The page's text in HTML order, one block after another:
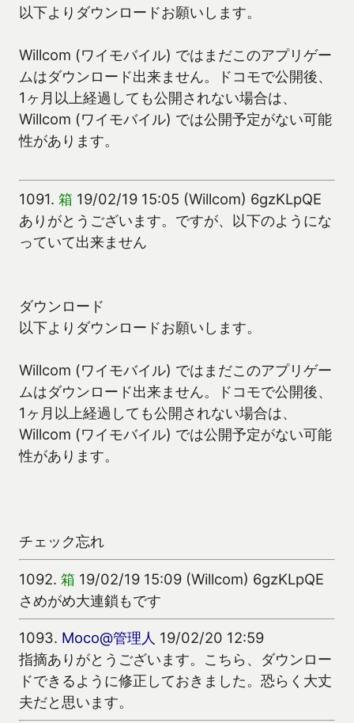
以下よりダウンロードお願いします。
Willcom (ワイモバイル) ではまだこのアプリゲー
ムはダウンロード出来ません。ドコモで公開後、
1ヶ月以上経過しても公開されない場合は、
Willcom (ワイモバイル) では公開予定がない可能
性があります。
1091. 箱 19/02/19 15:05 (Willcom) 6gzKLpQE
ありがとうございます。ですが、以下のようにな
っていて出来ません
ダウンロード
以下よりダウンロードお願いします。
Willcom (ワイモバイル) ではまだこのアプリゲー
ムはダウンロード出来ません。ドコモで公開後、
1ヶ月以上経過しても公開されない場合は、
Willcom (ワイモバイル) では公開予定がない可能
性があります。
チェック忘れ
1092. 箱 19/02/19 15:09 (Willcom) 6gzKLpQE
さめがめ大連鎖もです
1093. Moco@管理人 19/02/20 12:59
指摘ありがとうございます。こちら、ダウンロー
ドできるように修正しておきました。恐らく大丈
夫だと思います。